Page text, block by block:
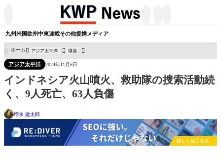
九州米国欧州中東連載その他提携メディア
ホーム アジア太平洋 環境
アジア太平洋 2024年11月6日
インドネシア火山噴火、救助隊の捜索活動続
く、9人死亡、63人負傷
増永 建太郎